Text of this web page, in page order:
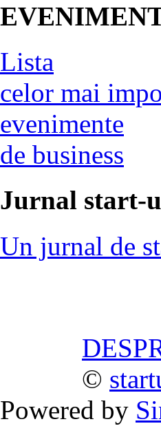
Lista
celor mai
evenimente
de business
Jurnal start-
Un jurnal de
©
Powered by